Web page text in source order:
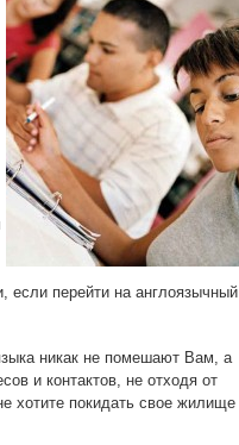
если перейти на англоязычный
никак не помешают Вам, а
и контактов, не отходя от
хотите покидать свое жилище